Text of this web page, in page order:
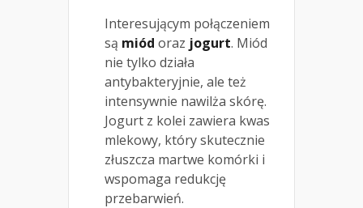
Interesującym połączeniem
są miód oraz jogurt. Miód
nie tylko działa
antybakteryjnie, ale też
intensywnie nawilża skórę.
Jogurt z kolei zawiera kwas
mlekowy, który skutecznie
złuszcza martwe komórki i
wspomaga redukcję
przebarwień.